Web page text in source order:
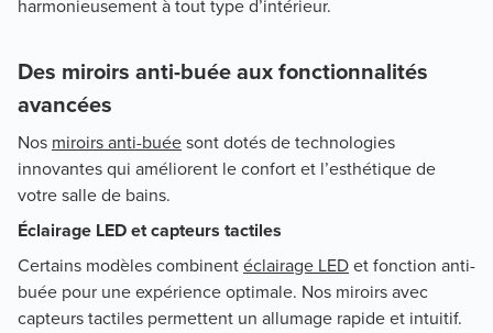
harmonieusement à tout type d’intérieur.
Des miroirs anti-buée aux fonctionnalités
avancées
Nos miroirs anti-buéesont dotés de technologies
innovantes qui améliorent le confort et l’esthétique de
votre salle de bains.
Éclairage LED et capteurs tactiles
Certains modèles combinentéclairage LEDet fonction anti-
buée pour une expérience optimale. Nos miroirs avec
capteurs tactiles permettent un allumage rapide et intuitif.